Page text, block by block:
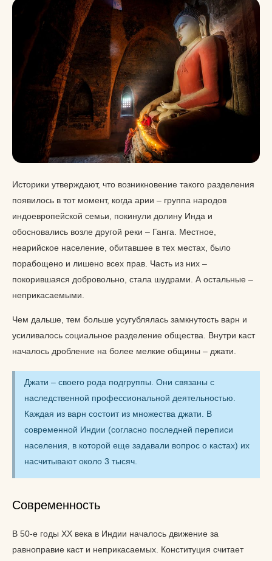
Историки утверждают, что возникновение такого разделения
появилось в тот момент, когда арии – группа народов
индоевропейской семьи, покинули долину Инда и
обосновались возле другой реки – Ганга. Местное,
неарийское население, обитавшее в тех местах, было
порабощено и лишено всех прав. Часть из них –
покорившаяся добровольно, стала шудрами. А остальные –
неприкасаемыми.
Чем дальше, тем больше усугублялась замкнутость варн и
усиливалось социальное разделение общества. Внутри каст
началось дробление на более мелкие общины – джати.
Джати – своего рода подгруппы. Они связаны с
наследственной профессиональной деятельностью.
Каждая из варн состоит из множества джати. В
современной Индии (согласно последней переписи
населения, в которой еще задавали вопрос о кастах) их
насчитывают около 3 тысяч.
Современность
В 50-е годы XX века в Индии началось движение за
равноправие каст и неприкасаемых. Конституция считает